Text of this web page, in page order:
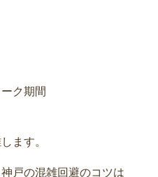
ク期間
ます。
戸の混雑回避のコツは